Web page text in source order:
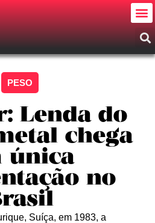
PESO
Lenda do
chega
única
no
Suíça, em 1983, a